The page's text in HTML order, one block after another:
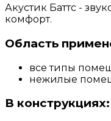
Акустик Баттс -
комфорт.
Область
все типы
нежилые
В конструкциях: